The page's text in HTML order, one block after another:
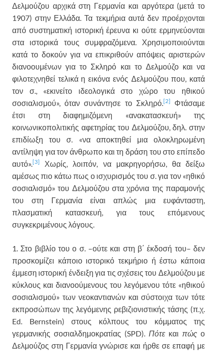
Δελμούζου αρχικά στη Γερμανία και αργότερα (μετά το
1907) στην Ελλάδα. Τα τεκμήρια αυτά δεν προέρχονται
από συστηματική ιστορική έρευνα κι ούτε ερμηνεύονται
στα ιστορικά τους συμφραζόμενα. Χρησιμοποιούνται
κατά το δοκούν για να επικριθούν απόψεις αριστερών
διανοουμένων για το Σκληρό και το Δελμούζο και να
φιλοτεχνηθεί τελικά η εικόνα ενός Δελμούζου που, κατά
τον σ., «εκινείτο ιδεολογικά στο χώρο του ηθικού
σοσιαλισμού», όταν συνάντησε το Σκληρό. [2]
Φτάσαμε
έτσι στη διαφημιζόμενη «ανακατασκευή» της
κοινωνικοπολιτικής αφετηρίας του Δελμούζου, δηλ. στην
επιδίωξη του σ. «να αποκτηθεί μια ολοκληρωμένη
αντίληψη για τον άνθρωπο και τη δράση του στο επίπεδο
αυτό». [3]
Χωρίς, λοιπόν, να μακρηγορήσω, θα δείξω
αμέσως πιο κάτω πως ο ισχυρισμός του σ. για τον «ηθικό
σοσιαλισμό» του Δελμούζου στα χρόνια της παραμονής
του στη Γερμανία είναι απλώς μια ευφάνταστη,
πλασματική κατασκευή, για τους επόμενους
συγκεκριμένους λόγους.
1. Στο βιβλίο του ο σ. –ούτε και στη β΄ έκδοσή του– δεν
προσκομίζει κάποιο ιστορικό τεκμήριο ή έστω κάποια
έμμεση ιστορική ένδειξη για τις σχέσεις του Δελμούζου με
κύκλους και διανοούμενους του λεγόμενου τότε «ηθικού
σοσιαλισμού» των νεοκαντιανών και σύστοιχα των τότε
εκπροσώπων της λεγόμενης ρεβιζιονιστικής τάσης (π.χ.
Ed. Bernstein) στους κόλπους του κόμματος της
γερμανικής σοσιαλδημοκρατίας (SPD). Πότε και πώς ο
Δελμούζος στη Γερμανία γνώρισε και ήρθε σε επαφή με